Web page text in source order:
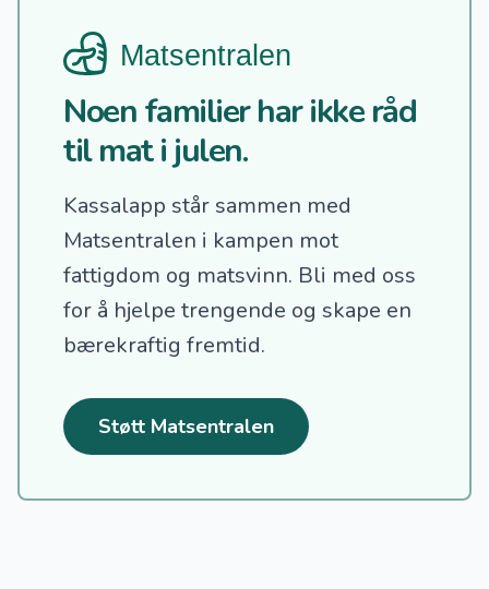
Noen familier har ikke råd
til mat i julen.
Kassalapp står sammen med
Matsentralen i kampen mot
fattigdom og matsvinn. Bli med oss
for å hjelpe trengende og skape en
bærekraftig fremtid.
Støtt Matsentralen